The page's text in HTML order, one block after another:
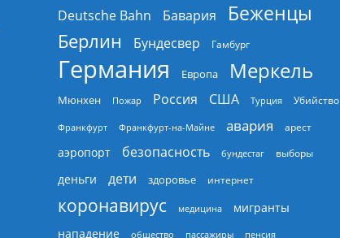
Deutsche Bahn Бавария
Беженцы
Берлин
Бундесвер Гамбург
Германия Европа Меркель
Мюнхен Пожар Россия США Турция Убийство
Франкфурт Франкфурт-на-Майне авария арест
аэропорт безопасность бундестаг выборы
деньги дети здоровье интернет
коронавирус медицина
мигранты
нападение
общество пассажиры пенсия